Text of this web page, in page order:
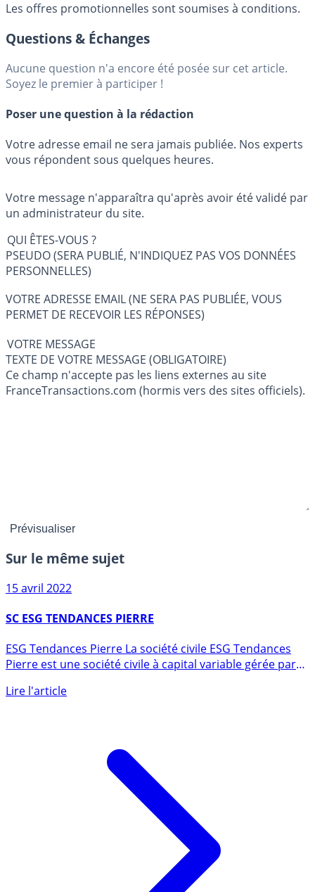
Les offres promotionnelles sont soumises à conditions.
Questions & Échanges
Aucune question n'a encore été posée sur cet article.
Soyez le premier à participer !
Poser une question à la rédaction
Votre adresse email ne sera jamais publiée. Nos experts
vous répondent sous quelques heures.
Votre message n'apparaîtra qu'après avoir été validé par
un administrateur du site.
QUI ÊTES-VOUS ?
PSEUDO (SERA PUBLIÉ, N'INDIQUEZ PAS VOS DONNÉES
PERSONNELLES)
VOTRE ADRESSE EMAIL (NE SERA PAS PUBLIÉE, VOUS
PERMET DE RECEVOIR LES RÉPONSES)
VOTRE MESSAGE
TEXTE DE VOTRE MESSAGE (OBLIGATOIRE)
Ce champ n'accepte pas les liens externes au site
FranceTransactions.com (hormis vers des sites officiels).
Sur le même sujet
ESG Tendances Pierre La société civile ESG Tendances
Pierre est une société civile à capital variable gérée par
Swiss (...)